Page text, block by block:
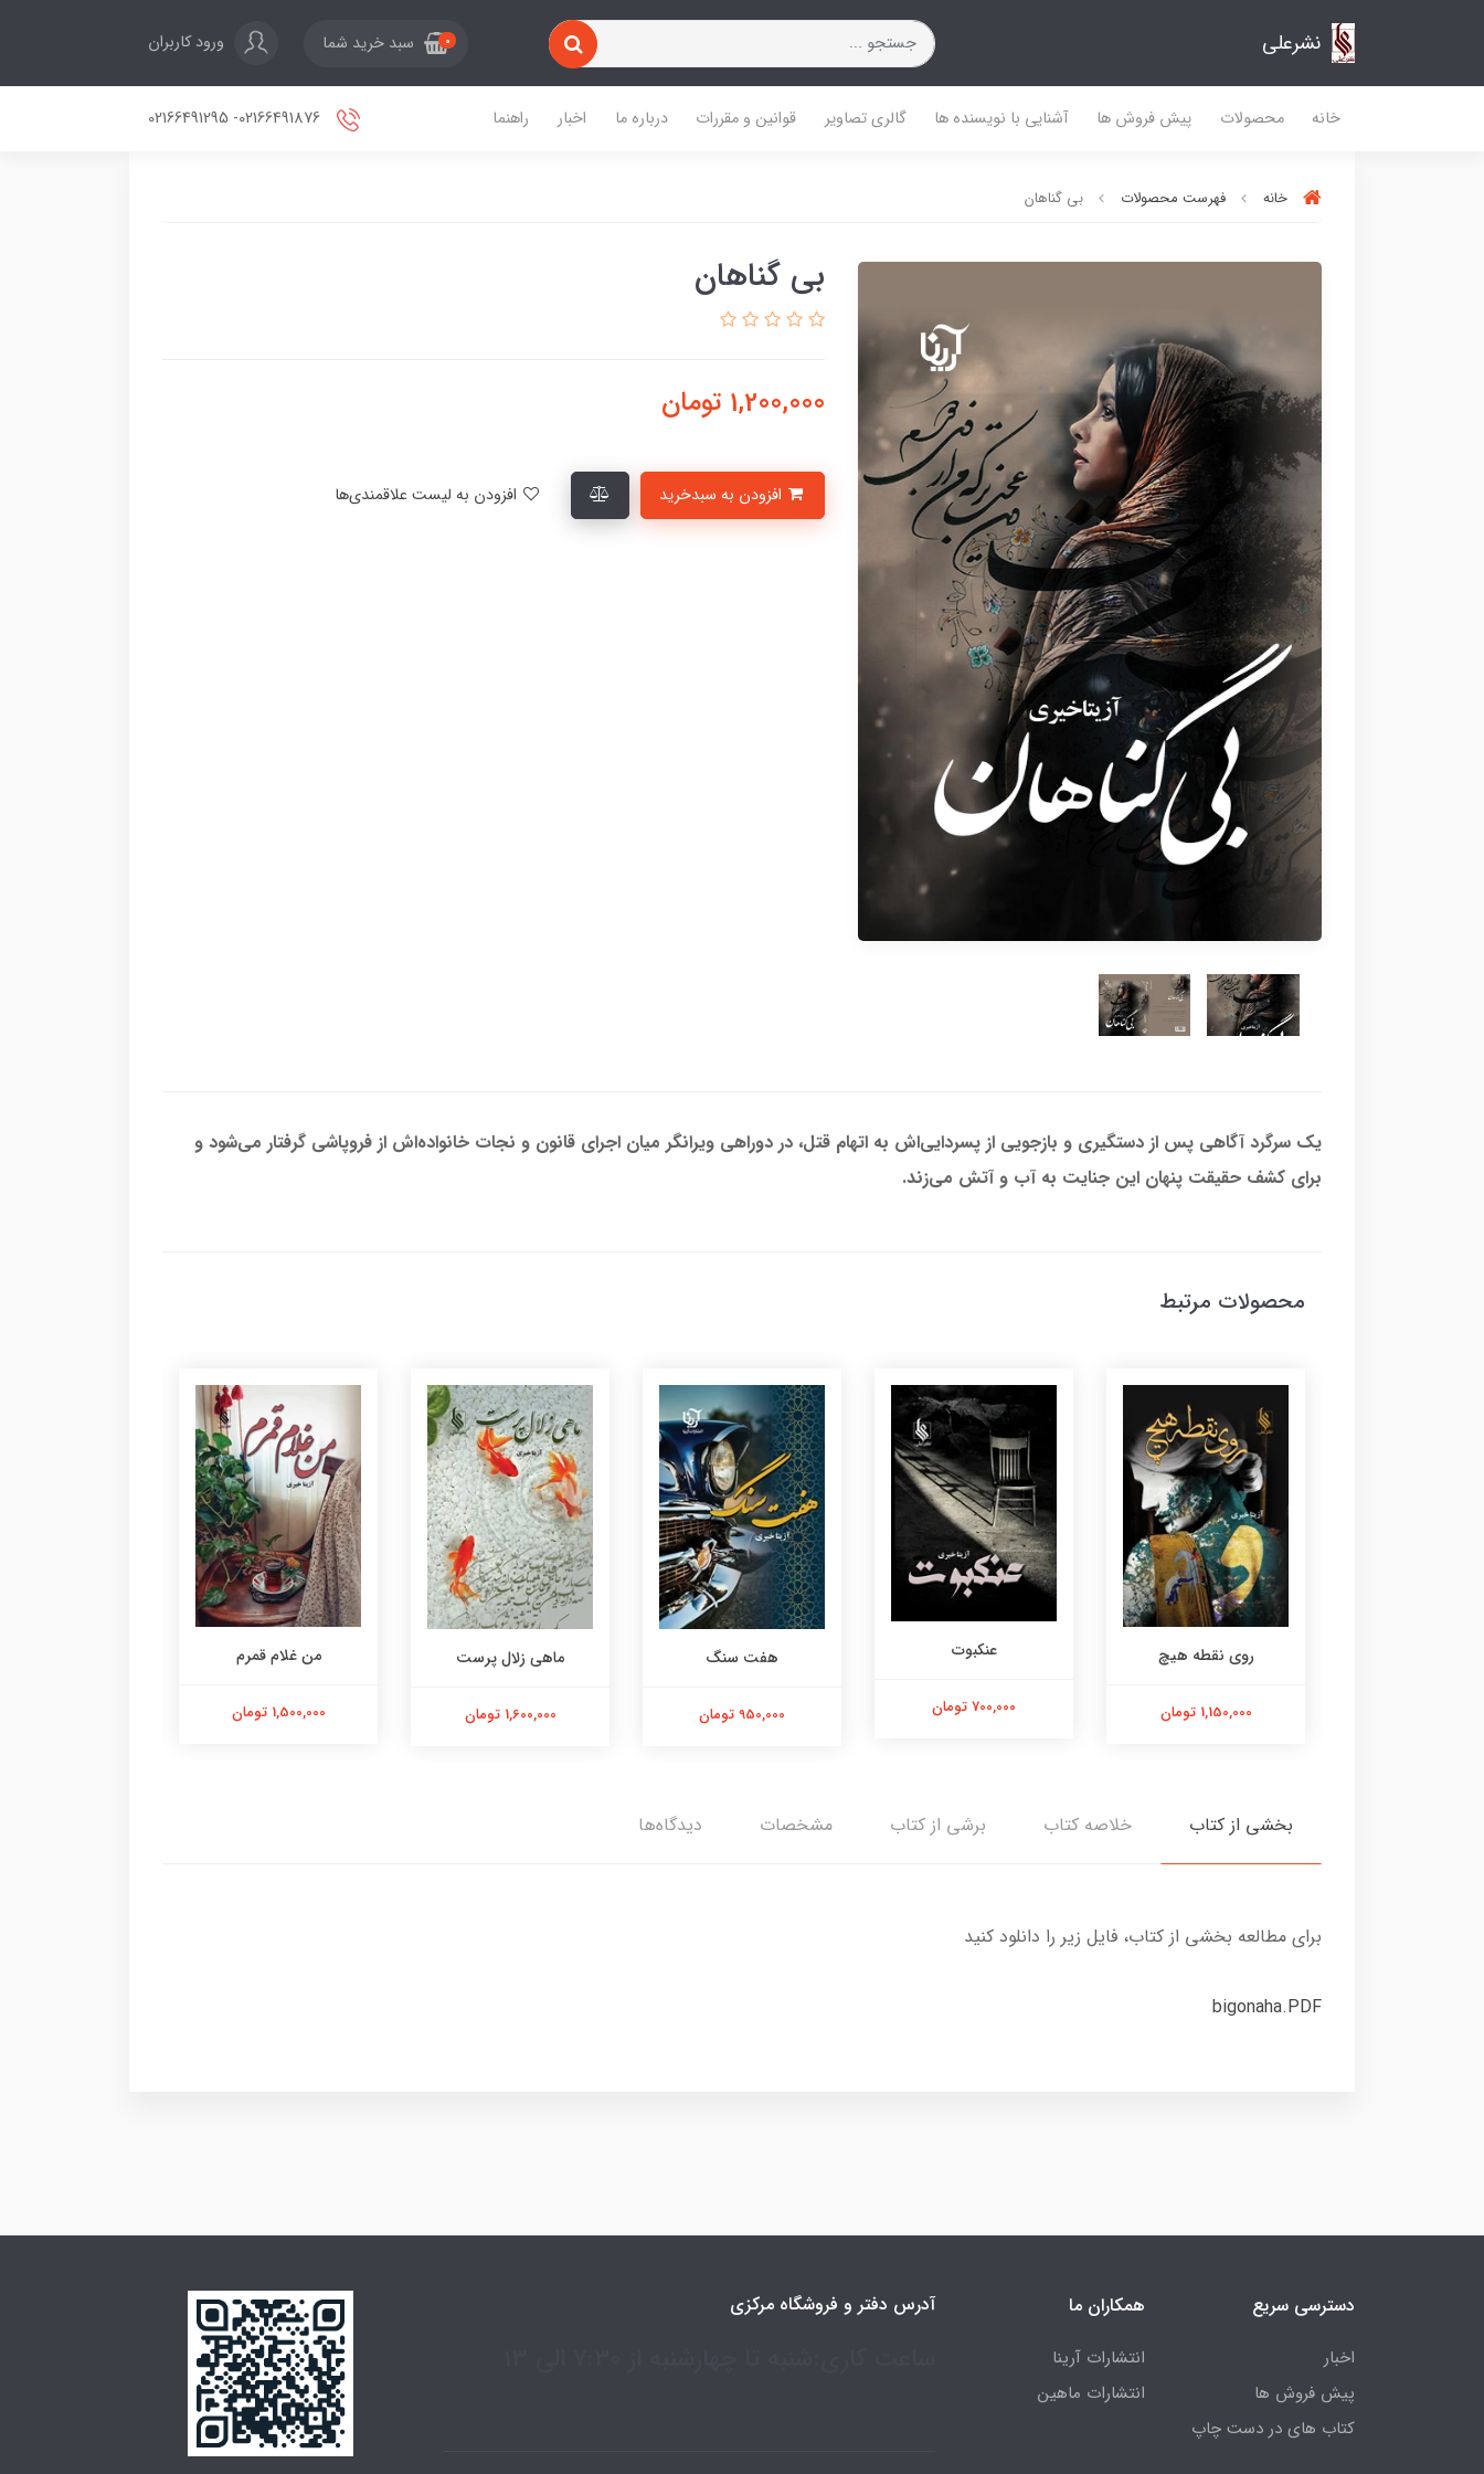
نشرعلی 0 سبد خرید شما ورود کاربران
خانه محصولات پیش فروش ها آشنایی با نویسنده ها گالری تصاویر قوانین و مقررات درباره ما اخبار راهنما
خانه فهرست محصولات بی گناهان
بی گناهان
1,200,000 تومان
یک سرگرد آگاهی پس از دستگیری و بازجویی از پسردایی‌اش به اتهام قتل، در دوراهی ویرانگر میان اجرای قانون و نجات خانواده‌اش از فروپاشی گرفتار می‌شود و
برای کشف حقیقت پنهان این جنایت به آب و آتش می‌زند.
محصولات مرتبط
روی نقطه هیچ
1,150,000 تومان
عنکبوت
700,000 تومان
هفت سنگ
950,000 تومان
ماهی زلال پرست
1,600,000 تومان
من غلام قمرم
1,500,000 تومان
بخشی از کتاب خلاصه کتاب برشی از کتاب مشخصات دیدگاه‌ها
برای مطالعه بخشی از کتاب، فایل زیر را دانلود کنید
bigonaha.PDF
دسترسی سریع
اخبار
پیش فروش ها
کتاب های در دست چاپ
همکاران ما
انتشارات آرینا
انتشارات ماهین
آدرس دفتر و فروشگاه مرکزی